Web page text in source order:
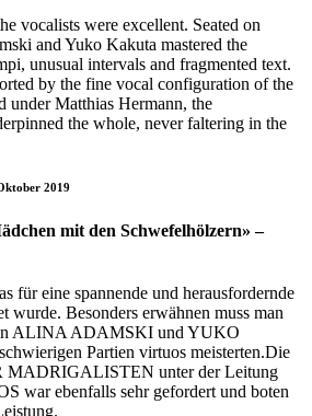
vocalists were excellent. Seated on
and Yuko Kakuta mastered the
unusual intervals and fragmented text.
by the fine vocal configuration of the
under Matthias Hermann, the
the whole, never faltering in the
2019
mit den Schwefelhölzern» –
für eine spannende und herausfordernde
wurde. Besonders erwähnen muss man
ALINA ADAMSKI und YUKO
Partien virtuos meisterten.Die
MADRIGALISTEN unter der Leitung
war ebenfalls sehr gefordert und boten